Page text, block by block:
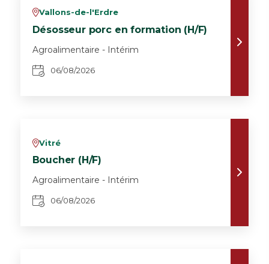
vVallons-de-l'Erdre
Désosseur porc en formation (H/F)
Agroalimentaire - Intérim
06/08/2026
vVitré
Boucher (H/F)
Agroalimentaire - Intérim
06/08/2026